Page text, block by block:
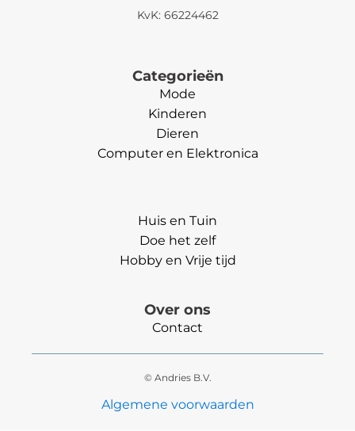
KvK: 66224462
Categorieën
Mode
Kinderen
Dieren
Computer en Elektronica
Huis en Tuin
Doe het zelf
Hobby en Vrije tijd
Over ons
Contact
© Andries B.V.
Algemene voorwaarden